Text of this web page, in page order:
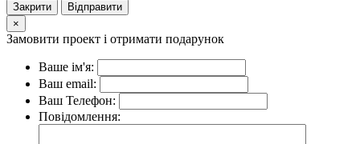
Закрити
Відправити
×
Замовити проект і отримати подарунок
Ваше ім'я:
Ваш email:
Ваш Телефон:
Повідомлення: